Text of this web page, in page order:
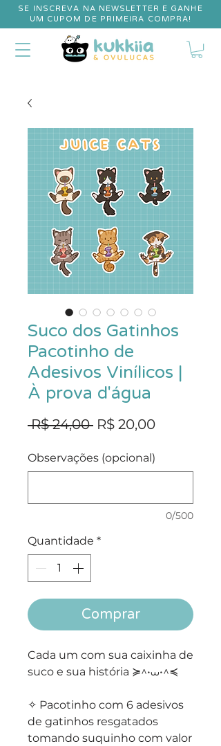
SE INSCREVA NA NEWSLETTER E GANHE
UM CUPOM DE PRIMEIRA COMPRA!
Suco dos Gatinhos
Pacotinho de
Adesivos Vinílicos |
À prova d'água
R$ 24,00 Preço
R$ 20,00Preço
Observações (opcional)
0/500
Quantidade *
Comprar
Cada um com sua caixinha de
suco e sua história ≽^•⩊•^≼
✧ Pacotinho com 6 adesivos
de gatinhos resgatados
tomando suquinho com valor